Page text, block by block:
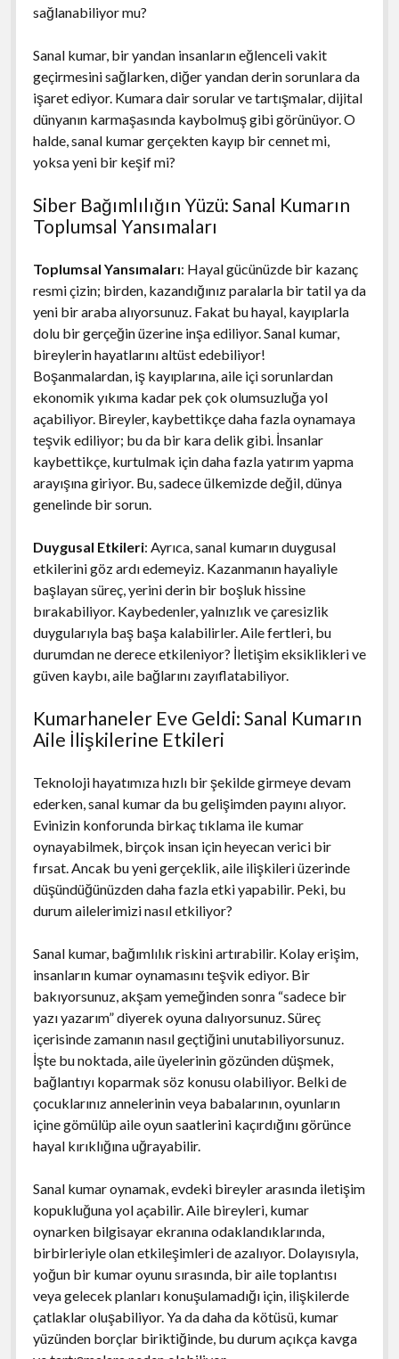
sağlanabiliyor mu?
Sanal kumar, bir yandan insanların eğlenceli vakit
geçirmesini sağlarken, diğer yandan derin sorunlara da
işaret ediyor. Kumara dair sorular ve tartışmalar, dijital
dünyanın karmaşasında kaybolmuş gibi görünüyor. O
halde, sanal kumar gerçekten kayıp bir cennet mi,
yoksa yeni bir keşif mi?
Siber Bağımlılığın Yüzü: Sanal Kumarın
Toplumsal Yansımaları
Toplumsal Yansımaları: Hayal gücünüzde bir kazanç
resmi çizin; birden, kazandığınız paralarla bir tatil ya da
yeni bir araba alıyorsunuz. Fakat bu hayal, kayıplarla
dolu bir gerçeğin üzerine inşa ediliyor. Sanal kumar,
bireylerin hayatlarını altüst edebiliyor!
Boşanmalardan, iş kayıplarına, aile içi sorunlardan
ekonomik yıkıma kadar pek çok olumsuzluğa yol
açabiliyor. Bireyler, kaybettikçe daha fazla oynamaya
teşvik ediliyor; bu da bir kara delik gibi. İnsanlar
kaybettikçe, kurtulmak için daha fazla yatırım yapma
arayışına giriyor. Bu, sadece ülkemizde değil, dünya
genelinde bir sorun.
Duygusal Etkileri: Ayrıca, sanal kumarın duygusal
etkilerini göz ardı edemeyiz. Kazanmanın hayaliyle
başlayan süreç, yerini derin bir boşluk hissine
bırakabiliyor. Kaybedenler, yalnızlık ve çaresizlik
duygularıyla baş başa kalabilirler. Aile fertleri, bu
durumdan ne derece etkileniyor? İletişim eksiklikleri ve
güven kaybı, aile bağlarını zayıflatabiliyor.
Kumarhaneler Eve Geldi: Sanal Kumarın
Aile İlişkilerine Etkileri
Teknoloji hayatımıza hızlı bir şekilde girmeye devam
ederken, sanal kumar da bu gelişimden payını alıyor.
Evinizin konforunda birkaç tıklama ile kumar
oynayabilmek, birçok insan için heyecan verici bir
fırsat. Ancak bu yeni gerçeklik, aile ilişkileri üzerinde
düşündüğünüzden daha fazla etki yapabilir. Peki, bu
durum ailelerimizi nasıl etkiliyor?
Sanal kumar, bağımlılık riskini artırabilir. Kolay erişim,
insanların kumar oynamasını teşvik ediyor. Bir
bakıyorsunuz, akşam yemeğinden sonra “sadece bir
yazı yazarım” diyerek oyuna dalıyorsunuz. Süreç
içerisinde zamanın nasıl geçtiğini unutabiliyorsunuz.
İşte bu noktada, aile üyelerinin gözünden düşmek,
bağlantıyı koparmak söz konusu olabiliyor. Belki de
çocuklarınız annelerinin veya babalarının, oyunların
içine gömülüp aile oyun saatlerini kaçırdığını görünce
hayal kırıklığına uğrayabilir.
Sanal kumar oynamak, evdeki bireyler arasında iletişim
kopukluğuna yol açabilir. Aile bireyleri, kumar
oynarken bilgisayar ekranına odaklandıklarında,
birbirleriyle olan etkileşimleri de azalıyor. Dolayısıyla,
yoğun bir kumar oyunu sırasında, bir aile toplantısı
veya gelecek planları konuşulamadığı için, ilişkilerde
çatlaklar oluşabiliyor. Ya da daha da kötüsü, kumar
yüzünden borçlar biriktiğinde, bu durum açıkça kavga